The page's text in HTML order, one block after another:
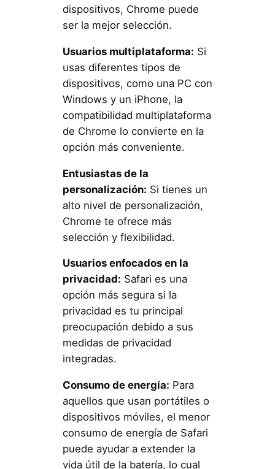
dispositivos, Chrome puede
ser la mejor selección.
Usuarios multiplataforma: Si
usas diferentes tipos de
dispositivos, como una PC con
Windows y un iPhone, la
compatibilidad multiplataforma
de Chrome lo convierte en la
opción más conveniente.
Entusiastas de la
personalización: Si tienes un
alto nivel de personalización,
Chrome te ofrece más
selección y flexibilidad.
Usuarios enfocados en la
privacidad: Safari es una
opción más segura si la
privacidad es tu principal
preocupación debido a sus
medidas de privacidad
integradas.
Consumo de energía: Para
aquellos que usan portátiles o
dispositivos móviles, el menor
consumo de energía de Safari
puede ayudar a extender la
vida útil de la batería, lo cual